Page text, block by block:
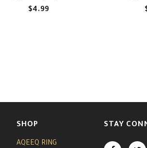
$4.99
SHOP
AQEEQ RING
STAY